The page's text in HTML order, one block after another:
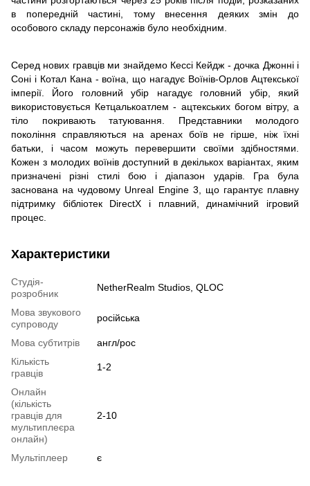
в попередній частині, тому внесення деяких змін до
особового складу персонажів було необхідним.
Серед нових гравців ми знайдемо Кессі Кейдж - дочка Джонні і
Соні і Котал Кана - воїна, що нагадує Воїнів-Орлов Ацтекської
імперії. Його головний убір нагадує головний убір, який
використовується Кетцалькоатлем - ацтекських богом вітру, а
тіло покривають татуювання. Представники молодого
покоління справляються на аренах боїв не гірше, ніж їхні
батьки, і часом можуть перевершити своїми здібностями.
Кожен з молодих воїнів доступний в декількох варіантах, яким
призначені різні стилі бою і діапазон ударів. Гра була
заснована на чудовому Unreal Engine 3, що гарантує плавну
підтримку бібліотек DirectX і плавний, динамічний ігровий
процес.
Характеристики
Студія-
розробник
NetherRealm Studios, QLOC
Мова звукового
супроводу
російська
Мова субтитрів
англ/рос
Кількість
гравців
1-2
Онлайн
(кількість
гравців для
мультиплеєра
онлайн)
2-10
Мультіплеер є